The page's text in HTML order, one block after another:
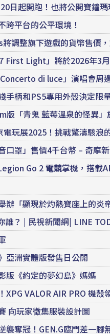
日起開跑！也將公開寶鐘瑪
跨平台的公平環境！
調整旗下遊戲的貨幣售價
First Light」將於2026年3
di luce」演唱會周
手柄和PS5專用外殼決定限
版「青鬼 藍莓溫泉的怪異」
電玩展2025！挑戰驚濤駭浪
口罩」售價4千台幣 – 奇摩
Go 2電競掌機，搭載
「顯現於灼熱寶座上的炎
？ | 民視新聞網| LINE
亞洲實體版發售日公開
版《約定的夢幻島》媽媽
XPG VALOR AIR PRO 機
向玩家徵集服裝設計圖
襲奪冠！GEN.G臨門差一